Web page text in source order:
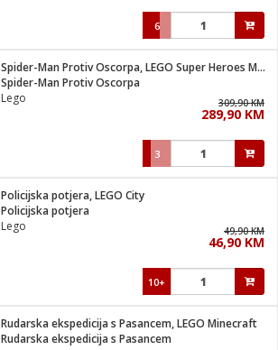
6
Spider-Man Protiv Oscorpa, LEGO Super Heroes Marvel
Spider-Man Protiv Oscorpa
Lego
309,90 KM
289,90 KM
3
Policijska potjera, LEGO City
Policijska potjera
Lego
49,90 KM
46,90 KM
10+
Rudarska ekspedicija s Pasancem, LEGO Minecraft
Rudarska ekspedicija s Pasancem